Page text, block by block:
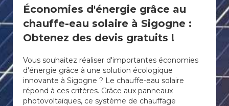
Économies d'énergie grâce au
chauffe-eau solaire à Sigogne :
Obtenez des devis gratuits !
Vous souhaitez réaliser d'importantes économies
d'énergie grâce à une solution écologique
innovante à Sigogne ? Le chauffe-eau solaire
répond à ces critères. Grâce aux panneaux
photovoltaïques, ce système de chauffage